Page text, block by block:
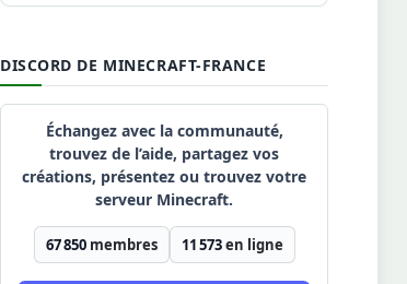
DISCORD DE MINECRAFT-FRANCE
Échangez avec la communauté,
trouvez de l’aide, partagez vos
créations, présentez ou trouvez votre
serveur Minecraft.
67 850membres 11 573en ligne